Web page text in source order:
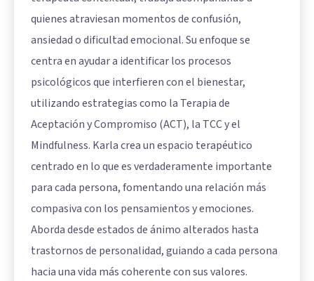
quienes atraviesan momentos de confusión,
ansiedad o dificultad emocional. Su enfoque se
centra en ayudar a identificar los procesos
psicológicos que interfieren con el bienestar,
utilizando estrategias como la Terapia de
Aceptación y Compromiso (ACT), la TCC y el
Mindfulness. Karla crea un espacio terapéutico
centrado en lo que es verdaderamente importante
para cada persona, fomentando una relación más
compasiva con los pensamientos y emociones.
Aborda desde estados de ánimo alterados hasta
trastornos de personalidad, guiando a cada persona
hacia una vida más coherente con sus valores.